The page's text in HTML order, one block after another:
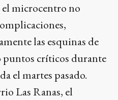
microcentro no
las esquinas de
puntos críticos durante
el martes pasado.
Las Ranas, el